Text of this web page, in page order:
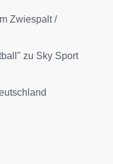
Zwiespalt /
zu Sky Sport